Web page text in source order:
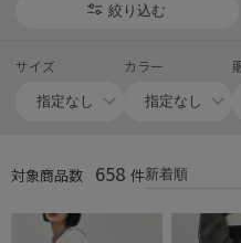
絞り込む
サイズ カラー
対象商品数 658 件